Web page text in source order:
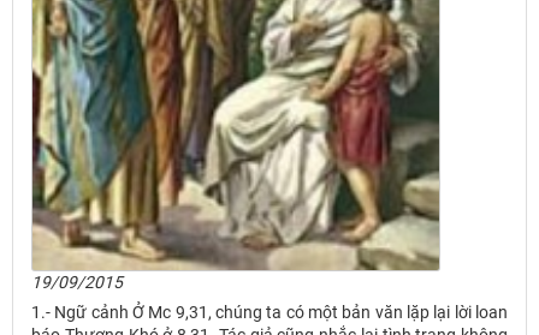
19/09/2015
1.- Ngữ cảnh Ở Mc 9,31, chúng ta có một bản văn lặp lại lời loan